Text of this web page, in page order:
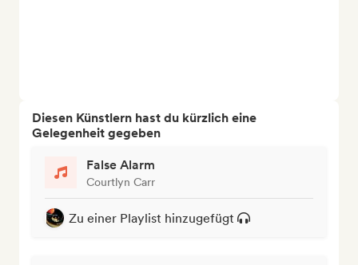
Diesen Künstlern hast du kürzlich eine
Gelegenheit gegeben
False Alarm
Courtlyn Carr
Zu einer Playlist hinzugefügt